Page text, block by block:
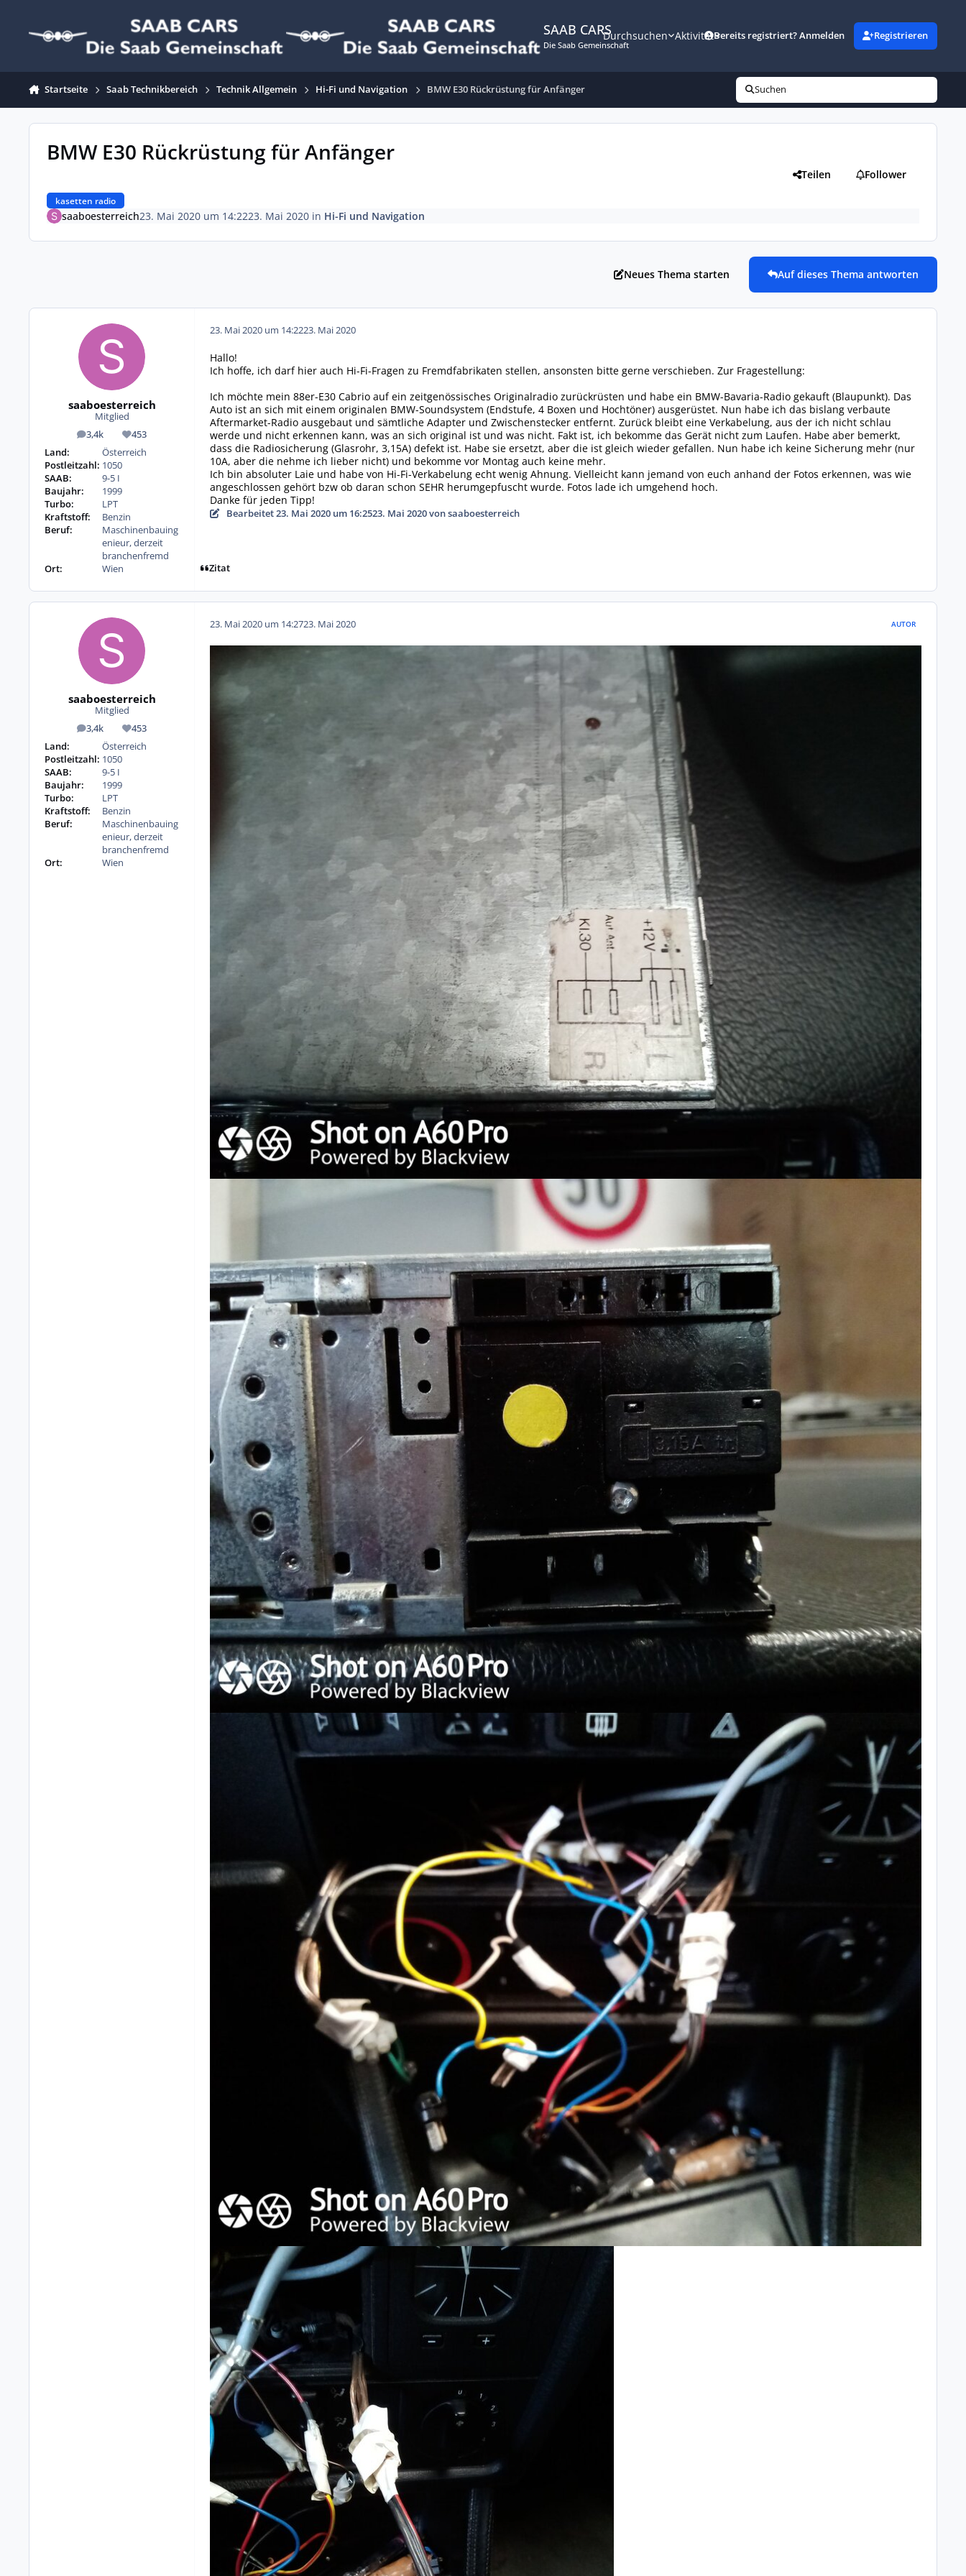
SAAB CARS
Die Saab Gemeinschaft
Durchsuchen AktivitätBereits registriert? Anmelden Registrieren
Startseite Saab Technikbereich Technik Allgemein Hi-Fi und Navigation BMW E30 Rückrüstung für Anfänger Suchen
BMW E30 Rückrüstung für Anfänger
kasetten radio
Teilen Follower
saaboesterreich23. Mai 2020 um 14:2223. Mai 2020in Hi-Fi und Navigation
Neues Thema starten Auf dieses Thema antworten
saaboesterreich
Mitglied
3,4k
Beiträge 453
Reputation
Land:
Österreich
Postleitzahl: 1050
SAAB:
9-5 I
Baujahr:
1999
Turbo:
LPT
Kraftstoff:
Benzin
Beruf:
Maschinenbauing
enieur, derzeit
branchenfremd
Ort:
Wien
23. Mai 2020 um 14:2223. Mai 2020
Hallo!
Ich hoffe, ich darf hier auch Hi-Fi-Fragen zu Fremdfabrikaten stellen, ansonsten bitte gerne verschieben. Zur Fragestellung:
Ich möchte mein 88er-E30 Cabrio auf ein zeitgenössisches Originalradio zurückrüsten und habe ein BMW-Bavaria-Radio gekauft (Blaupunkt). Das
Auto ist an sich mit einem originalen BMW-Soundsystem (Endstufe, 4 Boxen und Hochtöner) ausgerüstet. Nun habe ich das bislang verbaute
Aftermarket-Radio ausgebaut und sämtliche Adapter und Zwischenstecker entfernt. Zurück bleibt eine Verkabelung, aus der ich nicht schlau
werde und nicht erkennen kann, was an sich original ist und was nicht. Fakt ist, ich bekomme das Gerät nicht zum Laufen. Habe aber bemerkt,
dass die Radiosicherung (Glasrohr, 3,15A) defekt ist. Habe sie ersetzt, aber die ist gleich wieder gefallen. Nun habe ich keine Sicherung mehr (nur
10A, aber die nehme ich lieber nicht) und bekomme vor Montag auch keine mehr.
Ich bin absoluter Laie und habe von Hi-Fi-Verkabelung echt wenig Ahnung. Vielleicht kann jemand von euch anhand der Fotos erkennen, was wie
angeschlossen gehört bzw ob daran schon SEHR herumgepfuscht wurde. Fotos lade ich umgehend hoch.
Danke für jeden Tipp!
Bearbeitet23. Mai 2020 um 16:2523. Mai 2020von saaboesterreich
Zitat
saaboesterreich
Mitglied
3,4k
Beiträge 453
Reputation
Land:
Österreich
Postleitzahl: 1050
SAAB:
9-5 I
Baujahr:
1999
Turbo:
LPT
Kraftstoff:
Benzin
Beruf:
Maschinenbauing
enieur, derzeit
branchenfremd
Ort:
Wien
23. Mai 2020 um 14:2723. Mai 2020 AUTOR